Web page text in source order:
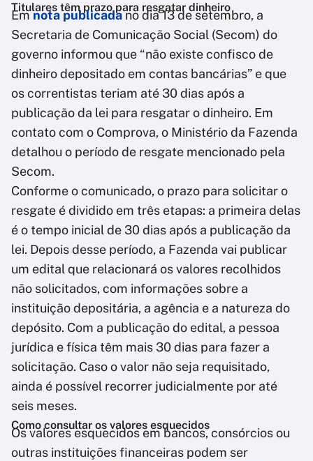
Titulares têm prazo para resgatar dinheiro
Emnota publicadano dia 13 de setembro, a
Secretaria de Comunicação Social (Secom) do
governo informou que “não existe confisco de
dinheiro depositado em contas bancárias” e que
os correntistas teriam até 30 dias após a
publicação da lei para resgatar o dinheiro. Em
contato com o Comprova, o Ministério da Fazenda
detalhou o período de resgate mencionado pela
Secom.
Conforme o comunicado, o prazo para solicitar o
resgate é dividido em três etapas: a primeira delas
é o tempo inicial de 30 dias após a publicação da
lei. Depois desse período, a Fazenda vai publicar
um edital que relacionará os valores recolhidos
não solicitados, com informações sobre a
instituição depositária, a agência e a natureza do
depósito. Com a publicação do edital, a pessoa
jurídica e física têm mais 30 dias para fazer a
solicitação. Caso o valor não seja requisitado,
ainda é possível recorrer judicialmente por até
seis meses.
Como consultar os valores esquecidos
Os valores esquecidos em bancos, consórcios ou
outras instituições financeiras podem ser